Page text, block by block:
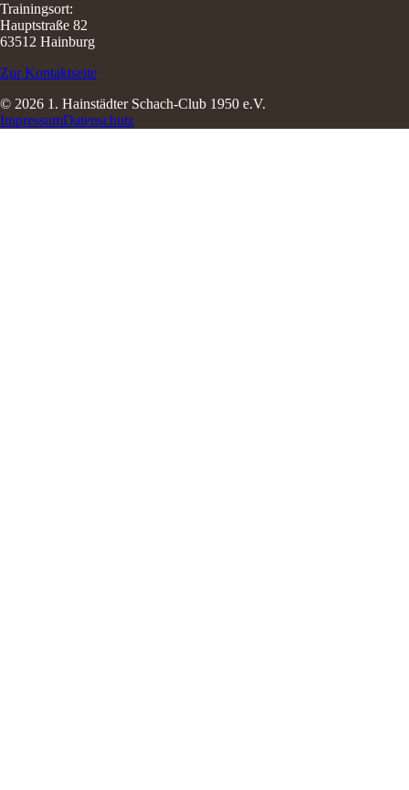
Trainingsort:
Hauptstraße 82
63512 Hainburg
Zur Kontaktseite
© 2026 1. Hainstädter Schach-Club 1950 e.V.
ImpressumDatenschutz